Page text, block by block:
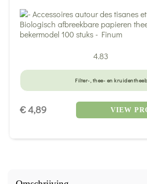
4.83
Filter-, thee- en
€ 4,89 VIEW